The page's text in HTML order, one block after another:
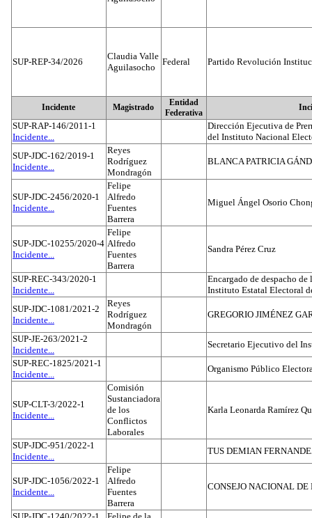
SUP-REP-34/2026
Claudia Valle
Aguilasocho
Federal Partido Revolución
Incidente Magistrado
Entidad
Federativa
SUP-RAP-146/2011-1
Incidente...
Dirección Ejecutiva de
del Instituto Nacional
SUP-JDC-162/2019-1
Incidente...
Reyes
Rodríguez
Mondragón
BLANCA PATRICIA
SUP-JDC-2456/2020-1
Incidente...
Felipe
Alfredo
Fuentes
Barrera
Miguel Ángel Osorio
SUP-JDC-10255/2020-4
Incidente...
Felipe
Alfredo
Fuentes
Barrera
Sandra Pérez Cruz
SUP-REC-343/2020-1
Incidente...
Encargado de despacho
Instituto Estatal Electoral
SUP-JDC-1081/2021-2
Incidente...
Reyes
Rodríguez
Mondragón
GREGORIO JIMÉNEZ
SUP-JE-263/2021-2
Incidente...
Secretario Ejecutivo del
SUP-REC-1825/2021-1
Incidente...
Organismo Público
SUP-CLT-3/2022-1
Incidente...
Comisión
Sustanciadora
de los
Conflictos
Laborales
Karla Leonarda Ramírez
SUP-JDC-951/2022-1
Incidente...
TUS DEMIAN
SUP-JDC-1056/2022-1
Incidente...
Felipe
Alfredo
Fuentes
Barrera
CONSEJO NACIONAL